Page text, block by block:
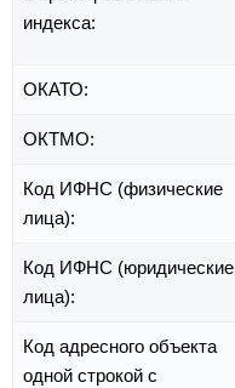
индекса:
ОКАТО:
ОКТМО:
Код ИФНС (физические
лица):
Код ИФНС (юридические
лица):
Код адресного объекта
одной строкой с